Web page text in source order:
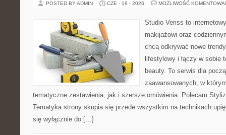
POSTED BY ADMIN CZE - 19 - 2026 MOŻLIWOŚĆ
Studio Veriss to
makijażowi oraz
chcą odkrywać nowe
lifestylowy i łączy w sobie
beauty. To serwis dla
zaawansowanych, w
tematyczne zestawienia, jak i szersze omówienia. Polecam
Tematyka strony skupia się przede wszystkim na technikach
się wyłącznie do […]